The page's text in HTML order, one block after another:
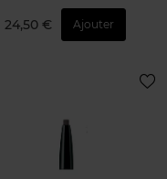
24,50 € Ajouter